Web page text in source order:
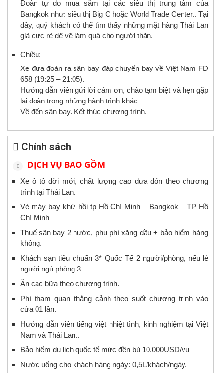
Đoàn tự do mua sắm tại các siêu thị trung tâm của
Bangkok như: siêu thị Big C hoặc World Trade Center.. Tại
đây, quý khách có thể tìm thấy những mặt hàng Thái Lan
giá cực rẻ để về làm quà cho người thân.
Chiều:
Xe đưa đoàn ra sân bay đáp chuyến bay về Việt Nam FD
658 (19:25 – 21:05).
Hướng dẫn viên gửi lời cám ơn, chào tạm biệt và hẹn gặp
lại đoàn trong những hành trình khác
Về đến sân bay. Kết thúc chương trình.
Chính sách
DỊCH VỤ BAO GỒM
Xe ô tô đời mới, chất lượng cao đưa đón theo chương
trình tại Thái Lan.
Vé máy bay khứ hồi tp Hồ Chí Minh – Bangkok – TP Hồ
Chí Minh
Thuế sân bay 2 nước, phụ phí xăng dầu + bảo hiểm hàng
không.
Khách sạn tiêu chuẩn 3* Quốc Tế 2 người/phòng, nếu lẻ
người ngủ phòng 3.
Ăn các bữa theo chương trình.
Phí tham quan thắng cảnh theo suốt chương trình vào
cửa 01 lần.
Hướng dẫn viên tiếng việt nhiệt tình, kinh nghiệm tại Việt
Nam và Thái Lan..
Bảo hiểm du lịch quốc tế mức đền bù 10.000USD/vụ
Nước uống cho khách hàng ngày: 0,5L/khách/ngày.